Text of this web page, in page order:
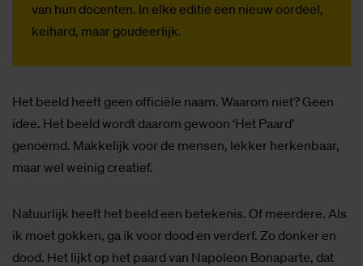
van hun docenten. In elke editie een nieuw oordeel,
keihard, maar goudeerlijk.
Het beeld heeft geen officiële naam. Waarom niet? Geen
idee. Het beeld wordt daarom gewoon ‘Het Paard’
genoemd. Makkelijk voor de mensen, lekker herkenbaar,
maar wel weinig creatief.
Natuurlijk heeft het beeld een betekenis. Of meerdere. Als
ik moet gokken, ga ik voor dood en verderf. Zo donker en
dood. Het lijkt op het paard van Napoleon Bonaparte, dat